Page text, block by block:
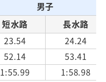
男子
短水路
長水路
23.54
24.24
52.14
53.41
1:55.99 1:58.98